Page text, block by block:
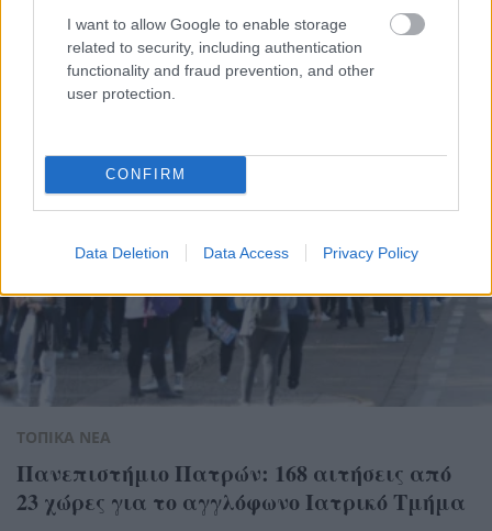
I want to allow Google to enable storage
related to security, including authentication
functionality and fraud prevention, and other
user protection.
CONFIRM
Data Deletion Data Access Privacy Policy
Ποια προβλήματα αναδεικνύει μελέτη για
τον βιώσιμο τουρισμό στην Πάτρα
ΤΟΠΙΚΑ ΝΕΑ
Πανεπιστήμιο Πατρών: 168 αιτήσεις από
23 χώρες για το αγγλόφωνο Ιατρικό Τμήμα